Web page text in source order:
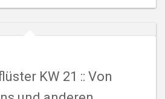
KW 21 :: Von